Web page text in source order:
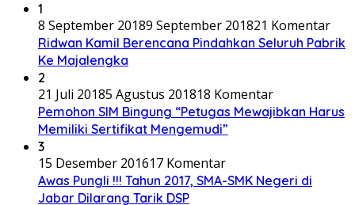
1
8 September 20189 September 201821 Komentar
Ridwan Kamil Berencana Pindahkan Seluruh Pabrik
Ke Majalengka
2
21 Juli 20185 Agustus 201818 Komentar
Pemohon SIM Bingung “Petugas Mewajibkan Harus
Memiliki Sertifikat Mengemudi”
3
15 Desember 201617 Komentar
Awas Pungli !!! Tahun 2017, SMA-SMK Negeri di
Jabar Dilarang Tarik DSP